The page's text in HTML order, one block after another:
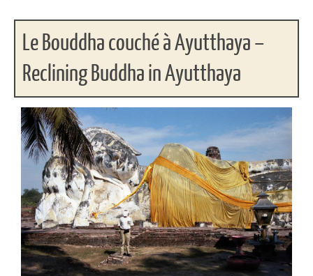
Le Bouddha couché à Ayutthaya –
Reclining Buddha in Ayutthaya